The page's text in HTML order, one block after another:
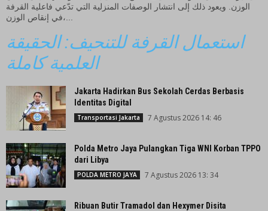
الوزن. ويعود ذلك إلى انتشار الوصفات المنزلية التي تدّعي فاعلية القرفة
في إنقاص الوزن،...
استعمال القرفة للتنحيف: الحقيقة
العلمية كاملة
Jakarta Hadirkan Bus Sekolah Cerdas Berbasis
Identitas Digital
Transportasi Jakarta 7 Agustus 2026 14: 46
Polda Metro Jaya Pulangkan Tiga WNI Korban TPPO
dari Libya
POLDA METRO JAYA 7 Agustus 2026 13: 34
Ribuan Butir Tramadol dan Hexymer Disita